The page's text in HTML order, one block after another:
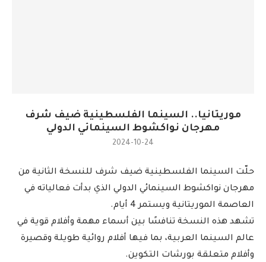
موريتانيا.. السينما الفلسطينية ضيف شرف
مهرجان نواكشوط السينمائي الدولي
2024-10-24
حلّت السينما الفلسطينية ضيف شرف للنسخة الثانية من
مهرجان نواكشوط السينمائي الدولي الذي بدأت فعالياته في
العاصمة الموريتانية ويستمر 4 أيام.
تشهد هذه النسخة تنافسًا بين أسماء مهمة وأفلام قوية في
عالم السينما العربية، بما فيها أفلام روائية طويلة وقصيرة
وأفلام متعلقة بورشات التكوين.